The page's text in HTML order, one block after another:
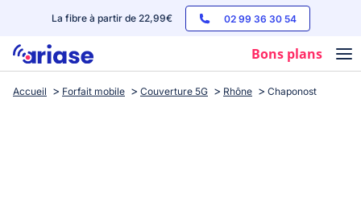
La fibre à partir de 22,99€ 02 99 36 30 54
Bons plans
Box internet
Accueil Forfait mobile Couverture 5G Rhône Chaponost